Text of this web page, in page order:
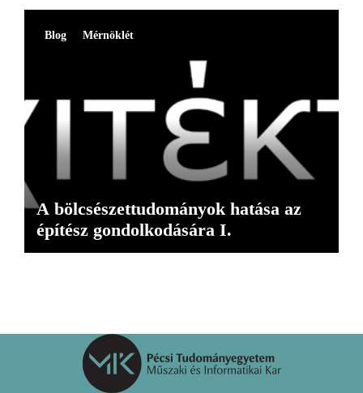
Blog Mérnöklét
A bölcsészettudományok hatása az
építész gondolkodására I.